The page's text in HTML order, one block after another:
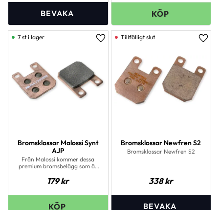
Bromsklossar Malossi Synt
AJP
Från Malossi kommer dessa
premium bromsbelägg som är
gamla bromsbelägg.Tack vare
semi-metall blandningen så ger
dessa bromsbelägg en riktigt
bra bromsverkan och minimalt
slitage på bromsskivan.Med
179kr
Lägg till i favoriter
7 st i lager
Bromsklossar Newfren S2
Bromsklossar Newfren S2
338kr